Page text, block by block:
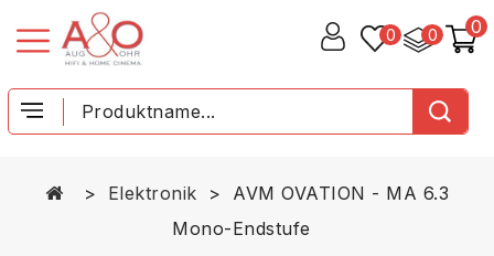
0
0
0
Elektronik
AVM OVATION - MA 6.3
Mono-Endstufe